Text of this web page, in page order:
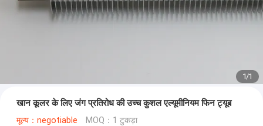
1/1
खान कूलर के लिए जंग प्रतिरोध की उच्च कुशल एल्यूमीनियम फिन ट्यूब
मूल्य：negotiable MOQ：1 टुकड़ा